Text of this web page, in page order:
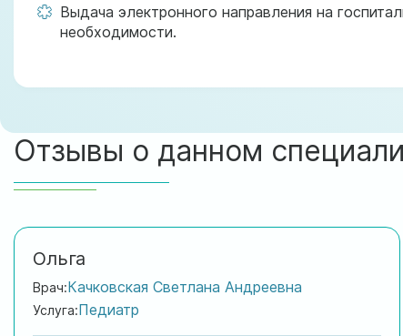
Выдача электронного направления на
необходимости.
Отзывы о данном
Ольга
Врач:Качковская Светлана Андреевна
Услуга:Педиатр